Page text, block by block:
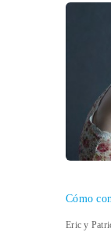
Cómo
Eric y